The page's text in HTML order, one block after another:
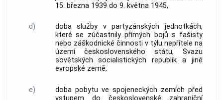
15. března 1939 do 9. května 1945,
d)
doba služby v partyzánských jednotkách,
které se zúčastnily přímých bojů s fašisty
nebo záškodnické činnosti v týlu nepřítele na
území československého státu, Svazu
sovětských socialistických republik a jiné
evropské země,
e)
doba pobytu ve spojeneckých zemích před
vstupem do československé zahraniční